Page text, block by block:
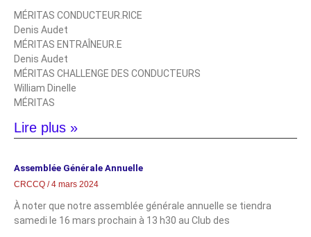
MÉRITAS CONDUCTEUR.RICE
Denis Audet
MÉRITAS ENTRAÎNEUR.E
Denis Audet
MÉRITAS CHALLENGE DES CONDUCTEURS
William Dinelle
MÉRITAS
Lire plus »
Assemblée Générale Annuelle
CRCCQ 4 mars 2024
À noter que notre assemblée générale annuelle se tiendra
samedi le 16 mars prochain à 13 h30 au Club des